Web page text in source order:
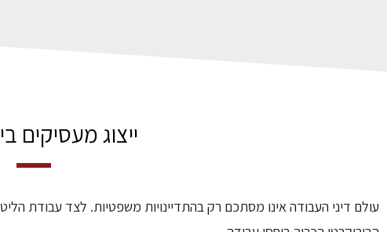
ייצוג מעסיקים
עולם דיני העבודה אינו מסתכם רק בהתדיינויות משפטיות. לצד עבודת